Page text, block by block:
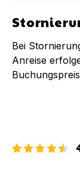
Bei
Anreise